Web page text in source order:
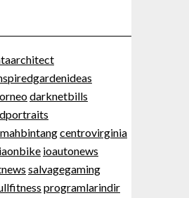
darknetbills
centrovirginia
ioautonews
salvagegaming
programlarindir